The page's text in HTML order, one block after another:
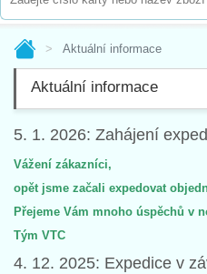
Aktuální informace
Aktuální informace
5. 1. 2026: Zahájení
Vážení zákazníci,
opět jsme začali expedovat
Přejeme Vám mnoho úspěchů v
Tým VTC
4. 12. 2025: Expedice v